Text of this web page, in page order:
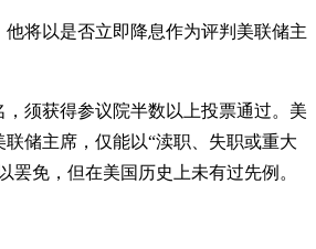
将以是否立即降息作为评判美联储主
须获得参议院半数以上投票通过。美
储主席，仅能以“渎职、失职或重大
罢免，但在美国历史上未有过先例。